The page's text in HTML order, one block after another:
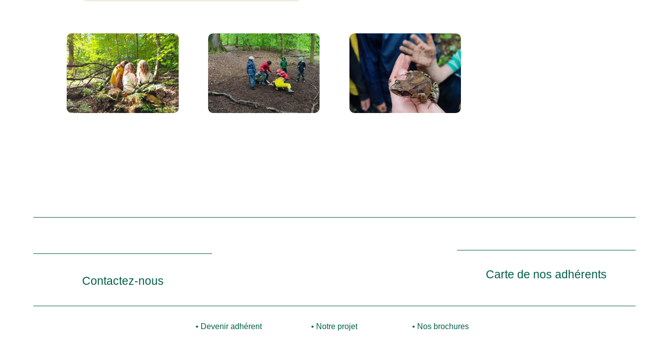
Contactez-nous
Carte de nos adhérents
• Devenir adhérent • Notre projet • Nos brochures